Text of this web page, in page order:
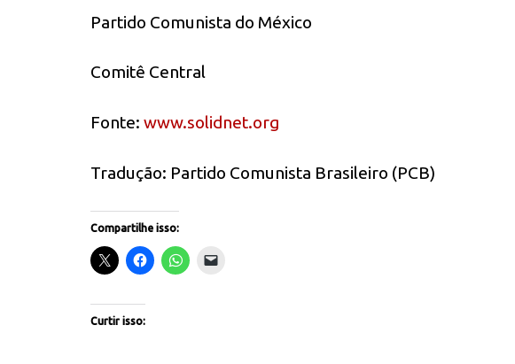
Partido Comunista do México
Comitê Central
Fonte: www.solidnet.org
Tradução: Partido Comunista Brasileiro (PCB)
Compartilhe isso:
Curtir isso: